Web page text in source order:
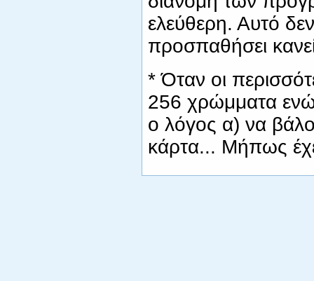
ελεύθερη. Αυτό
προσπαθήσει
* Όταν οι
256 χρώμματα ενώ
ο λόγος α) να
κάρτα... Μήπως